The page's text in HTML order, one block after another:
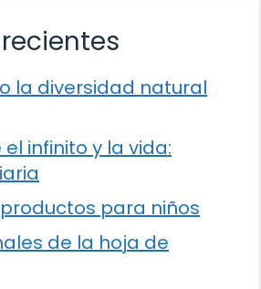
la diversidad natural
infinito y la vida:
para niños
de la hoja de